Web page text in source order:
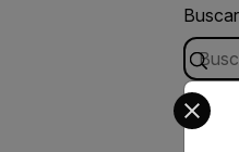
Buscar
Select